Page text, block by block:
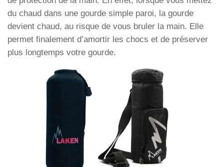
du chaud dans une gourde simple paroi, la gourde
devient chaud, au risque de vous bruler la main. Elle
permet finalement d’amortir les chocs et de préserver
plus longtemps votre gourde.